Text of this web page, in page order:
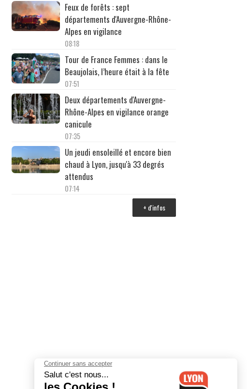
Feux de forêts : sept
départements d'Auvergne-Rhône-
Alpes en vigilance
08:18
Tour de France Femmes : dans le
Beaujolais, l’heure était à la fête
07:51
Deux départements d'Auvergne-
Rhône-Alpes en vigilance orange
canicule
07:35
Un jeudi ensoleillé et encore bien
chaud à Lyon, jusqu'à 33 degrés
attendus
07:14
+ d'infos